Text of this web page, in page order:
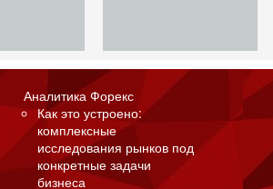
Аналитика Форекс
Как это устроено:
комплексные
исследования рынков под
конкретные задачи
бизнеса